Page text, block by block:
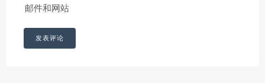
邮件和网站